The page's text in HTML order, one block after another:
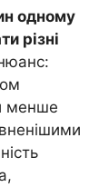
одному
різні
менше